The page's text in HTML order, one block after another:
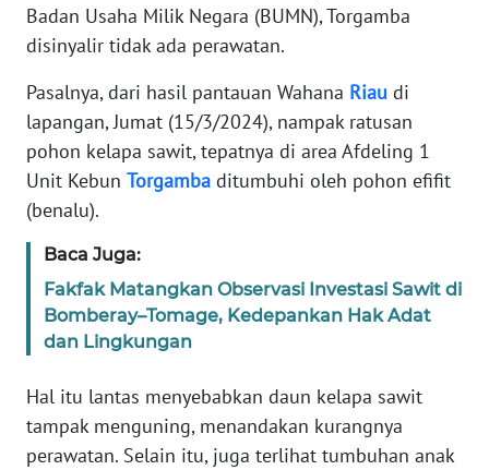
Badan Usaha Milik Negara (BUMN), Torgamba
disinyalir tidak ada perawatan.
Pasalnya, dari hasil pantauan Wahana Riau di
lapangan, Jumat (15/3/2024), nampak ratusan
pohon kelapa sawit, tepatnya di area Afdeling 1
Unit Kebun Torgamba ditumbuhi oleh pohon efifit
(benalu).
Baca Juga:
Fakfak Matangkan Observasi Investasi Sawit di
Bomberay–Tomage, Kedepankan Hak Adat
dan Lingkungan
Hal itu lantas menyebabkan daun kelapa sawit
tampak menguning, menandakan kurangnya
perawatan. Selain itu, juga terlihat tumbuhan anak
TENTANG
PEDOMAN
MEDIA
REDAKSI
KARIR
DISCLAIMER
Wahana
News
Regional